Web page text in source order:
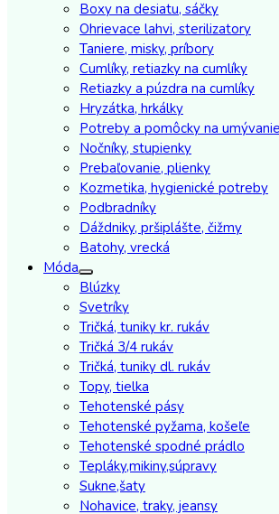
Boxy na desiatu, sáčky
Ohrievace lahvi, sterilizatory
Taniere, misky, príbory
Cumlíky, retiazky na cumlíky
Retiazky a púzdra na cumlíky
Hryzátka, hrkálky
Potreby a pomôcky na
Nočníky, stupienky
Prebaľovanie, plienky
Kozmetika, hygienické potreby
Podbradníky
Dáždniky, pršiplášte, čižmy
Batohy, vrecká
Móda
Blúzky
Svetríky
Tričká, tuniky kr. rukáv
Tričká 3/4 rukáv
Tričká, tuniky dl. rukáv
Topy, tielka
Tehotenské pásy
Tehotenské pyžama, košeľe
Tehotenské spodné prádlo
Tepláky,mikiny,súpravy
Sukne,šaty
Nohavice, traky, jeansy